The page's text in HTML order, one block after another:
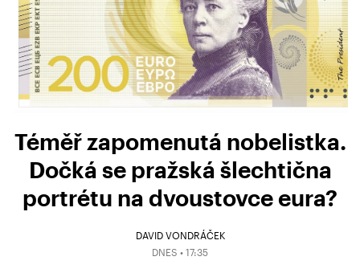
Téměř zapomenutá nobelistka.
Dočká se pražská šlechtična
portrétu na dvoustovce eura?
DAVID VONDRÁČEK
DNES • 17:35